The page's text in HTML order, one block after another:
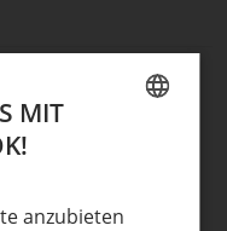
der Erste und teile
MIT
anzubieten